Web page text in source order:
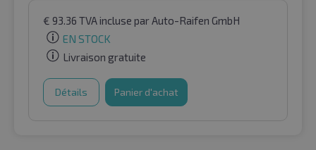
€ 93.36 TVA incluse par Auto-Raifen GmbH
EN STOCK
Livraison gratuite
Détails Panier d'achat